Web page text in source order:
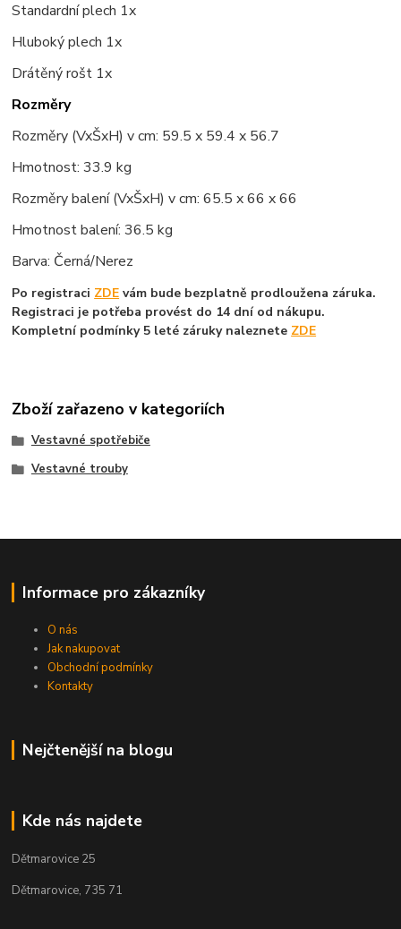
Standardníplech 1x
Hluboký plech 1x
Drátěný rošt 1x
Rozměry
Rozměry (VxŠxH) v cm: 59.5 x 59.4 x 56.7
Hmotnost: 33.9 kg
Rozměry balení (VxŠxH) v cm: 65.5 x 66 x 66
Hmotnost balení: 36.5 kg
Barva: Černá/Nerez
Po registraci ZDE vám bude bezplatně prodloužena záruka.
Registraci je potřeba provést do 14 dní od nákupu.
Kompletní podmínky 5 leté záruky naleznete ZDE
Zboží zařazeno v kategoriích
Vestavné spotřebiče
Vestavné trouby
Informace pro zákazníky
O nás
Jak nakupovat
Obchodní podmínky
Kontakty
Nejčtenější na blogu
Kde nás najdete
Dětmarovice 25
Dětmarovice, 735 71